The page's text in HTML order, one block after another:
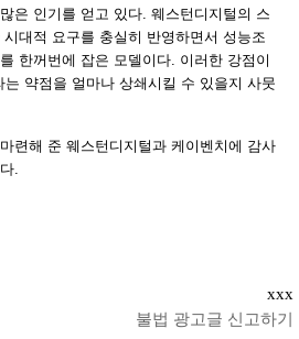
은 인기를 얻고 있다. 웨스턴디지털의 스
대적 요구를 충실히 반영하면서 성능조
한꺼번에 잡은 모델이다. 이러한 강점이
는 약점을 얼마나 상쇄시킬 수 있을지 사뭇
련해 준 웨스턴디지털과 케이벤치에 감사
.
xxx
불법 광고글 신고하기